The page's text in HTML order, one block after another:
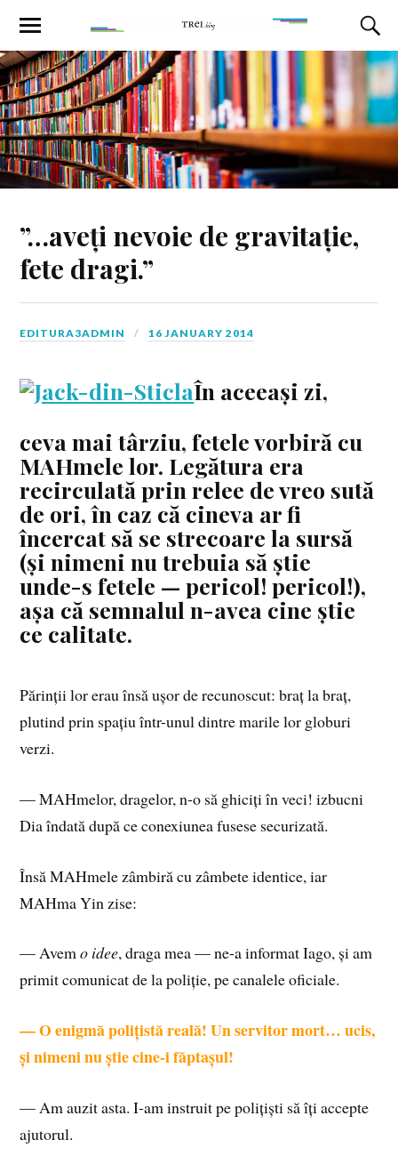
”…aveți nevoie de gravitație,
fete dragi.”
EDITURA3ADMIN 16 JANUARY 2014
În aceeași zi,
ceva mai târziu, fetele vorbiră cu
MAHmele lor. Legătura era
recirculată prin relee de vreo sută
de ori, în caz că cineva ar fi
încercat să se strecoare la sursă
(și nimeni nu trebuia să știe
unde-s fetele — pericol! peri­col!),
așa că semnalul n-avea cine știe
ce calitate.
Părinții lor erau însă ușor de recunoscut: braț la braț,
plutind prin spațiu într-unul dintre marile lor globuri
verzi.
— MAHmelor, dragelor, n-o să ghiciți în veci! izbucni
Dia îndată după ce conexiunea fusese securizată.
Însă MAHmele zâmbiră cu zâmbete identice, iar
MAHma Yin zise:
— Avemo idee, draga mea — ne-a informat Iago, și am
primit comunicat de la poliție, pe canalele oficiale.
— O enigmă polițistă reală! Un servitor mort… ucis,
și nimeni nu știe cine-i făptașul!
— Am auzit asta. I-am instruit pe polițiști să îți accepte
ajutorul.